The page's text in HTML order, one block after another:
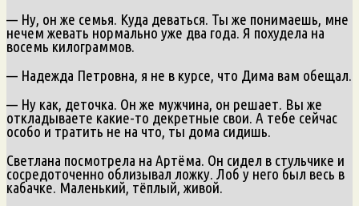
— Ну, он же семья. Куда деваться. Ты же понимаешь, мне
нечем жевать нормально уже два года. Я похудела на
восемь килограммов.
— Надежда Петровна, я не в курсе, что Дима вам обещал.
— Ну как, деточка. Он же мужчина, он решает. Вы же
откладываете какие-то декретные свои. А тебе сейчас
особо и тратить не на что, ты дома сидишь.
Светлана посмотрела на Артёма. Он сидел в стульчике и
сосредоточенно облизывал ложку. Лоб у него был весь в
кабачке. Маленький, тёплый, живой.